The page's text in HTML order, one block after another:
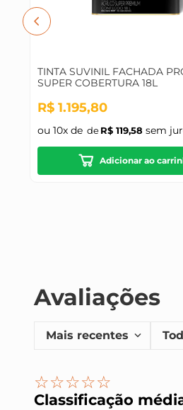
TINTA SUVINIL FACHADA
SUPER COBERTURA 18L
R$ 1.195,80
ou 10x de R$ 119,58 sem
Adicionar ao
Avaliações
☆☆☆☆☆
Classificação
Mais recentes